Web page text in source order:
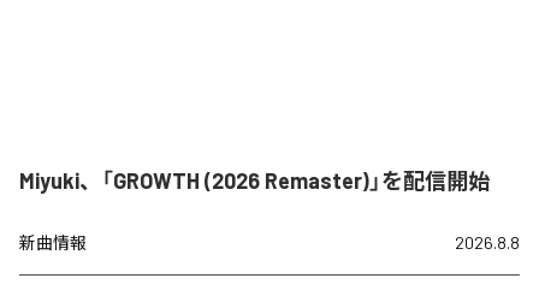
Miyuki、「GROWTH (2026 Remaster)」を配信開始
新曲情報 2026.8.8